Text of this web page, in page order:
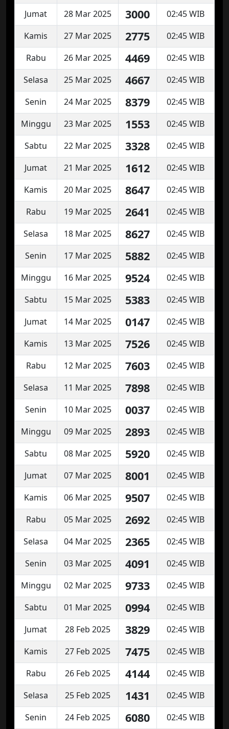
Jumat
28 Mar 2025 3000
02:45 WIB
Kamis
27 Mar 2025 2775
02:45 WIB
Rabu
26 Mar 2025 4469
02:45 WIB
Selasa
25 Mar 2025 4667
02:45 WIB
Senin
24 Mar 2025 8379
02:45 WIB
Minggu
23 Mar 2025 1553
02:45 WIB
Sabtu
22 Mar 2025 3328
02:45 WIB
Jumat
21 Mar 2025 1612
02:45 WIB
Kamis
20 Mar 2025 8647
02:45 WIB
Rabu
19 Mar 2025 2641
02:45 WIB
Selasa
18 Mar 2025 8627
02:45 WIB
Senin
17 Mar 2025 5882
02:45 WIB
Minggu
16 Mar 2025 9524
02:45 WIB
Sabtu
15 Mar 2025 5383
02:45 WIB
Jumat
14 Mar 2025 0147
02:45 WIB
Kamis
13 Mar 2025 7526
02:45 WIB
Rabu
12 Mar 2025 7603
02:45 WIB
Selasa
11 Mar 2025 7898
02:45 WIB
Senin
10 Mar 2025 0037
02:45 WIB
Minggu
09 Mar 2025 2893
02:45 WIB
Sabtu
08 Mar 2025 5920
02:45 WIB
Jumat
07 Mar 2025 8001
02:45 WIB
Kamis
06 Mar 2025 9507
02:45 WIB
Rabu
05 Mar 2025 2692
02:45 WIB
Selasa
04 Mar 2025 2365
02:45 WIB
Senin
03 Mar 2025 4091
02:45 WIB
Minggu
02 Mar 2025 9733
02:45 WIB
Sabtu
01 Mar 2025 0994
02:45 WIB
Jumat
28 Feb 2025 3829
02:45 WIB
Kamis
27 Feb 2025 7475
02:45 WIB
Rabu
26 Feb 2025 4144
02:45 WIB
Selasa
25 Feb 2025 1431
02:45 WIB
Senin
24 Feb 2025 6080
02:45 WIB